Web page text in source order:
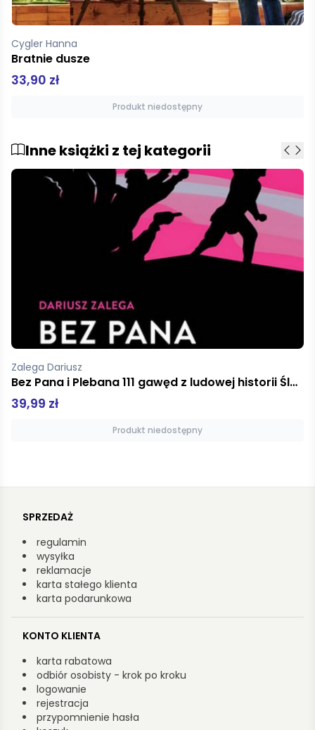
Cygler Hanna
Bratnie dusze
33,90 zł
Produkt niedostępny
Inne książki z tej kategorii
Zalega Dariusz
Bez Pana i Plebana 111 gawęd z ludowej historii Śląska
39,99 zł
Produkt niedostępny
SPRZEDAŻ
regulamin
wysyłka
reklamacje
karta stałego klienta
karta podarunkowa
KONTO KLIENTA
karta rabatowa
odbiór osobisty - krok po kroku
logowanie
rejestracja
przypomnienie hasła